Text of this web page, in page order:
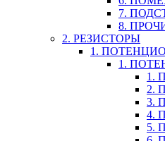
7.
8.
2. РЕЗИСТОРЫ
1.
1.
1.
2.
3.
4.
5.